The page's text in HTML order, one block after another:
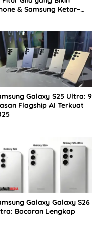
& Samsung Ketar–
Galaxy S25 Ultra: 9
Flagship AI Terkuat
Galaxy Galaxy S26
Bocoran Lengkap